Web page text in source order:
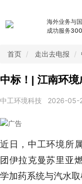
海外业务与
成功服务
首页 走出去电报
中标！| 江南环境
中工环境科技 2026-05-
近日，中工环境所
团伊拉克曼苏里亚
学加药系统与汽水取